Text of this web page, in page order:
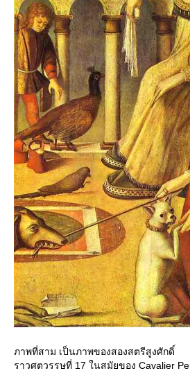
ภาพที่สาม เป็นภาพของสองสตรีสูงศักดิ์
ราวศตวรรษที่ 17 ในสมัยของ Cavalier